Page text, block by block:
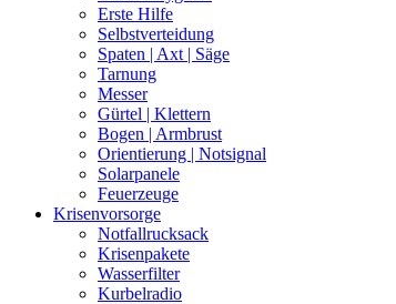
Erste Hilfe
Selbstverteidung
Spaten | Axt | Säge
Tarnung
Messer
Gürtel | Klettern
Bogen | Armbrust
Orientierung | Notsignal
Solarpanele
Feuerzeuge
Krisenvorsorge
Notfallrucksack
Krisenpakete
Wasserfilter
Kurbelradio